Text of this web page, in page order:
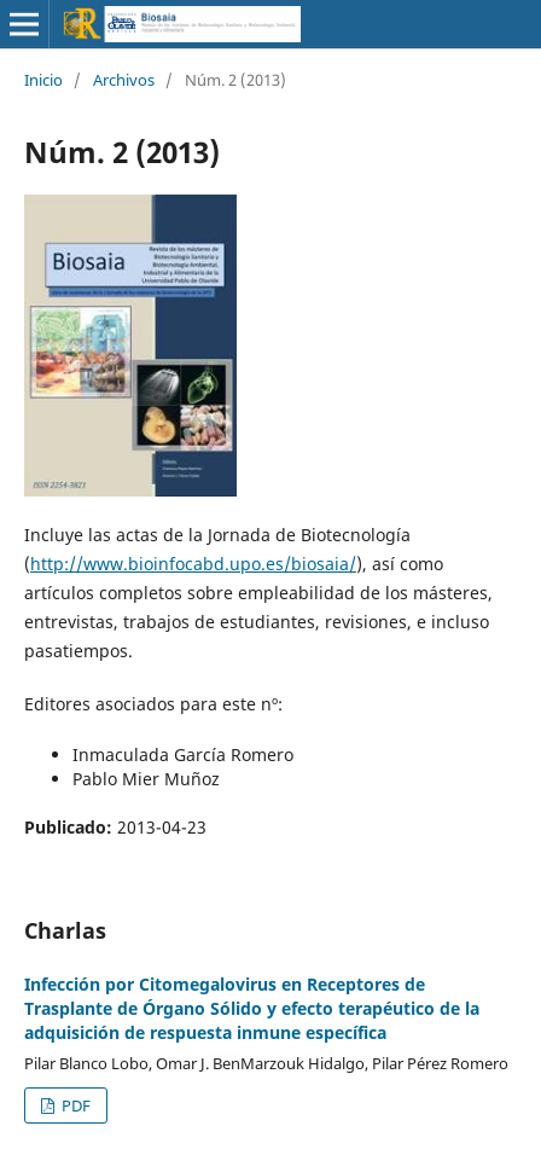
Inicio / Archivos / Núm. 2 (2013)
Núm. 2 (2013)
Incluye las actas de la Jornada de Biotecnología
(http://www.bioinfocabd.upo.es/biosaia/), así como
artículos completos sobre empleabilidad de los másteres,
entrevistas, trabajos de estudiantes, revisiones, e incluso
pasatiempos.
Editores asociados para este nº:
Inmaculada García Romero
Pablo Mier Muñoz
Publicado: 2013-04-23
Charlas
Infección por Citomegalovirus en Receptores de
Trasplante de Órgano Sólido y efecto terapéutico de la
adquisición de respuesta inmune específica
Pilar Blanco Lobo, Omar J. BenMarzouk Hidalgo, Pilar Pérez Romero
PDF